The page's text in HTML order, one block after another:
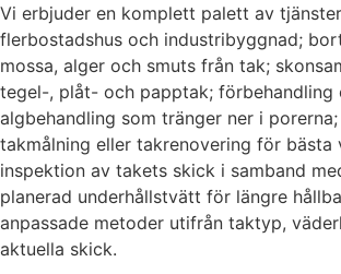
Vi erbjuder en komplett palett av
flerbostadshus och industribyggnad;
mossa, alger och smuts från tak;
tegel-, plåt- och papptak; förbehandling
algbehandling som tränger ner i
takmålning eller takrenovering för bästa
inspektion av takets skick i samband
planerad underhållstvätt för längre
anpassade metoder utifrån taktyp,
aktuella skick.